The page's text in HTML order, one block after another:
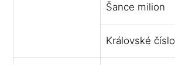
Šance milion
Královské číslo